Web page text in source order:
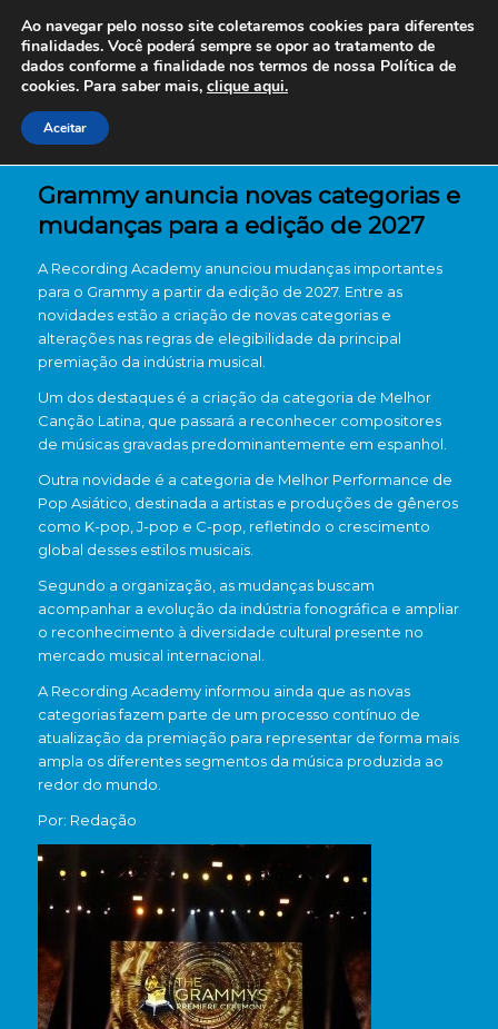
Grammy anuncia novas categorias e
mudanças para a edição de 2027
A Recording Academy anunciou mudanças importantes
para o Grammy a partir da edição de 2027. Entre as
novidades estão a criação de novas categorias e
alterações nas regras de elegibilidade da principal
premiação da indústria musical.
Um dos destaques é a criação da categoria de Melhor
Canção Latina, que passará a reconhecer compositores
de músicas gravadas predominantemente em espanhol.
Outra novidade é a categoria de Melhor Performance de
Pop Asiático, destinada a artistas e produções de gêneros
como K-pop, J-pop e C-pop, refletindo o crescimento
global desses estilos musicais.
Segundo a organização, as mudanças buscam
acompanhar a evolução da indústria fonográfica e ampliar
o reconhecimento à diversidade cultural presente no
mercado musical internacional.
A Recording Academy informou ainda que as novas
categorias fazem parte de um processo contínuo de
atualização da premiação para representar de forma mais
ampla os diferentes segmentos da música produzida ao
redor do mundo.
Por: Redação
Ao navegar pelo nosso site coletaremos cookies para diferentes
finalidades. Você poderá sempre se opor ao tratamento de
dados conforme a finalidade nos termos de nossa Política de
cookies. Para saber mais, clique aqui.
Aceitar